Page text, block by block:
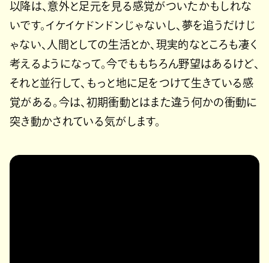
以降は、意外と足元を見る感覚がついたかもしれな
いです。イケイケドンドンじゃないし、夢を追うだけじ
ゃない、人間としての生活とか、現実的なところも凄く
考えるようになって。今でももちろん野望はあるけど、
それと並行して、もっと地に足をつけて生きている感
覚がある。今は、初期衝動とはまた違う何かの衝動に
突き動かされている気がします。